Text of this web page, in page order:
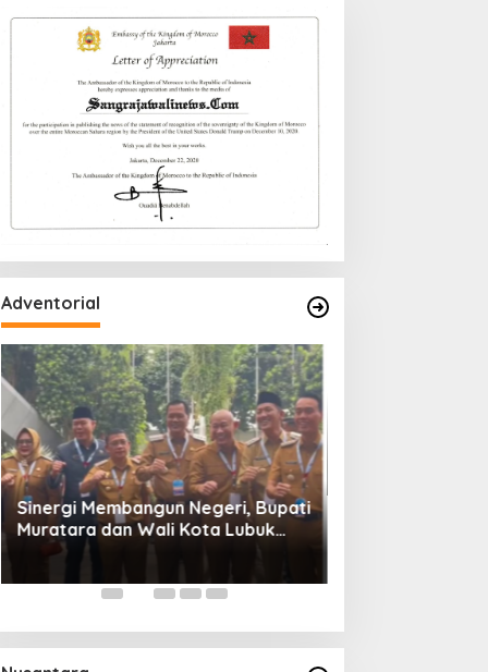
Adventorial
Sinergi Membangun Negeri, Bupati
Muratara dan Wali Kota Lubuk
Linggau Hadiri Rakornas 2026 Di